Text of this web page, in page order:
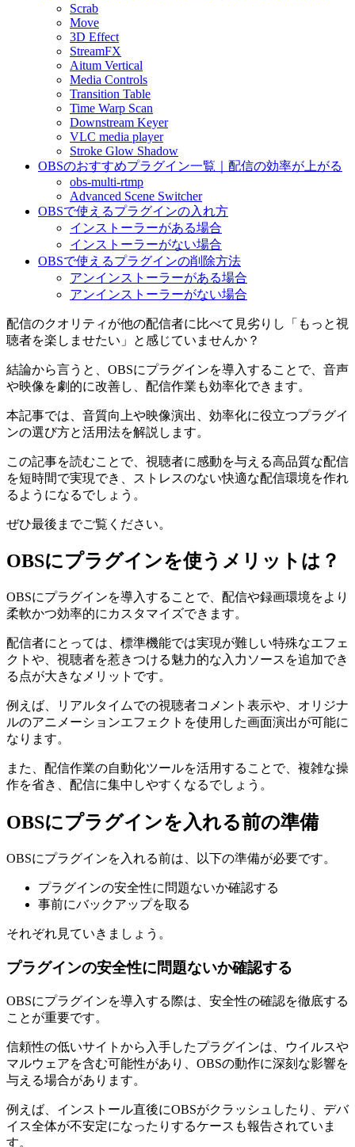
Scrab
Move
3D Effect
StreamFX
Aitum Vertical
Media Controls
Transition Table
Time Warp Scan
Downstream Keyer
VLC media player
Stroke Glow Shadow
OBSのおすすめプラグイン一覧｜配信の効率が上がる
obs-multi-rtmp
Advanced Scene Switcher
OBSで使えるプラグインの入れ方
インストーラーがある場合
インストーラーがない場合
OBSで使えるプラグインの削除方法
アンインストーラーがある場合
アンインストーラーがない場合
配信のクオリティが他の配信者に比べて見劣りし「もっと視
聴者を楽しませたい」と感じていませんか？
結論から言うと、OBSにプラグインを導入することで、音声
や映像を劇的に改善し、配信作業も効率化できます。
本記事では、音質向上や映像演出、効率化に役立つプラグイ
ンの選び方と活用法を解説します。
この記事を読むことで、視聴者に感動を与える高品質な配信
を短時間で実現でき、ストレスのない快適な配信環境を作れ
るようになるでしょう。
ぜひ最後までご覧ください。
OBSにプラグインを使うメリットは？
OBSにプラグインを導入することで、配信や録画環境をより
柔軟かつ効率的にカスタマイズできます。
配信者にとっては、標準機能では実現が難しい特殊なエフェ
クトや、視聴者を惹きつける魅力的な入力ソースを追加でき
る点が大きなメリットです。
例えば、リアルタイムでの視聴者コメント表示や、オリジナ
ルのアニメーションエフェクトを使用した画面演出が可能に
なります。
また、配信作業の自動化ツールを活用することで、複雑な操
作を省き、配信に集中しやすくなるでしょう。
OBSにプラグインを入れる前の準備
OBSにプラグインを入れる前は、以下の準備が必要です。
プラグインの安全性に問題ないか確認する
事前にバックアップを取る
それぞれ見ていきましょう。
プラグインの安全性に問題ないか確認する
OBSにプラグインを導入する際は、安全性の確認を徹底する
ことが重要です。
信頼性の低いサイトから入手したプラグインは、ウイルスや
マルウェアを含む可能性があり、OBSの動作に深刻な影響を
与える場合があります。
例えば、インストール直後にOBSがクラッシュしたり、デバ
イス全体が不安定になったりするケースも報告されていま
す。